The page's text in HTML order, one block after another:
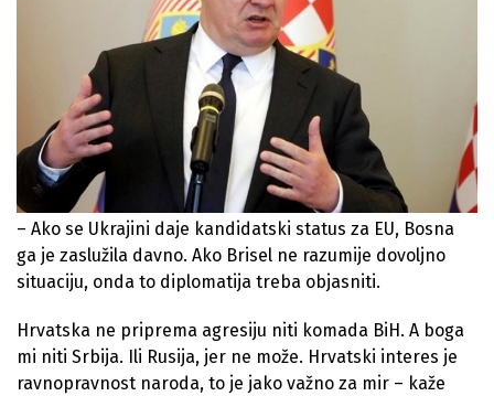
– Ako se Ukrajini daje kandidatski status za EU, Bosna
ga je zaslužila davno. Ako Brisel ne razumije dovoljno
situaciju, onda to diplomatija treba objasniti.
Hrvatska ne priprema agresiju niti komada BiH. A boga
mi niti Srbija. Ili Rusija, jer ne može. Hrvatski interes je
ravnopravnost naroda, to je jako važno za mir – kaže